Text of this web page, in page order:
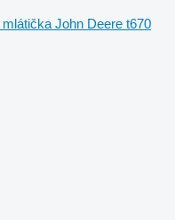
John Deere t670